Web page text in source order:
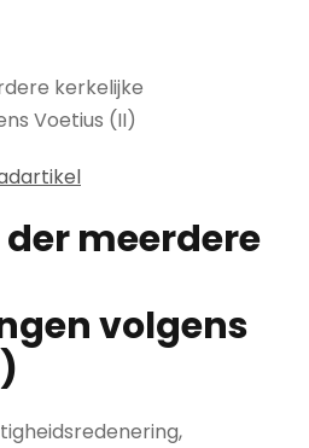
kerkelijke
Voetius (II)
der meerdere
volgens